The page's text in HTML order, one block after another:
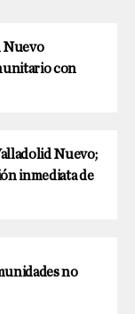
Nuevo
con
Nuevo;
inmediata de
no